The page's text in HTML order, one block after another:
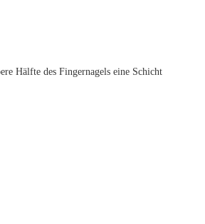
Hälfte des Fingernagels eine Schicht